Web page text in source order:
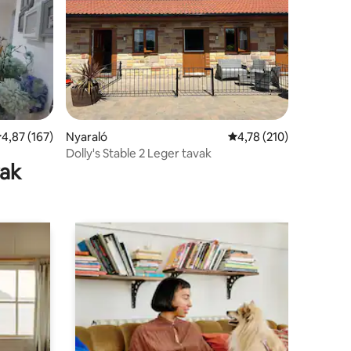
értékelés: 5/4,87, 167 vélemény
4,87 (167)
Nyaraló Átlagos értékelés: 5/
4,78 (210)
Dolly's Stable 2 Leger tavak